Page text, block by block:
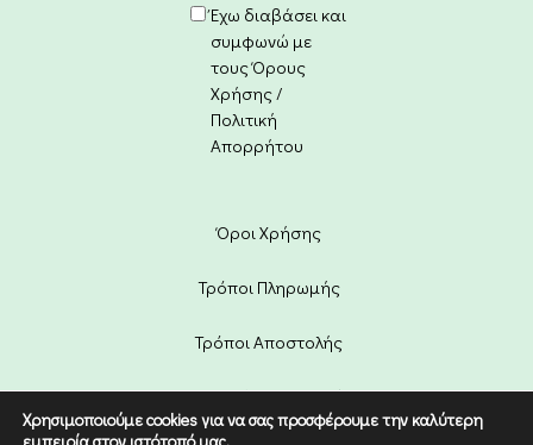
Έχω διαβάσει και
συμφωνώ με
τους Όρους
Χρήσης /
Πολιτική
Απορρήτου
Όροι Χρήσης
Τρόποι Πληρωμής
Τρόποι Αποστολής
Πολιτική Επιστροφών
Χρησιμοποιούμε cookies για να σας προσφέρουμε την καλύτερη